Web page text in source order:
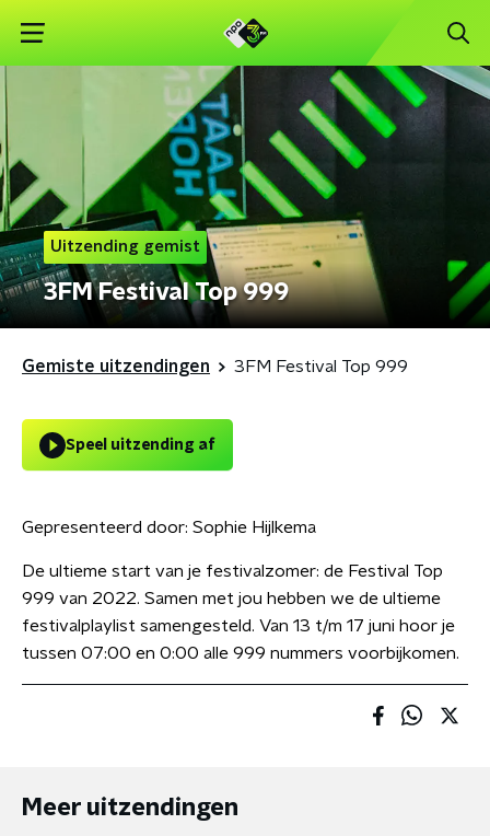
Uitzending gemist
3FM Festival Top 999
Gemiste uitzendingen 3FM Festival Top 999
Speel uitzending af
Gepresenteerd door: Sophie Hijlkema
De ultieme start van je festivalzomer: de Festival Top
999 van 2022. Samen met jou hebben we de ultieme
festivalplaylist samengesteld. Van 13 t/m 17 juni hoor je
tussen 07:00 en 0:00 alle 999 nummers voorbijkomen.
Meer uitzendingen